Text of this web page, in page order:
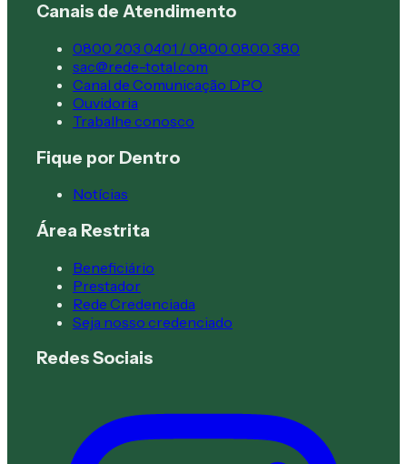
Canais de Atendimento
0800 203 0401 / 0800 0800 380
sac@rede-total.com
Canal de Comunicação DPO
Ouvidoria
Trabalhe conosco
Fique por Dentro
Notícias
Área Restrita
Beneficiário
Prestador
Rede Credenciada
Seja nosso credenciado
Redes Sociais